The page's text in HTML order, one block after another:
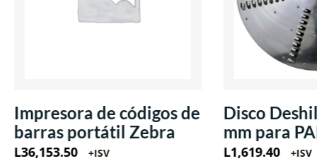
Impresora de códigos de
barras portátil Zebra
L36,153.50 +ISV
Disco
mm para
L1,619.40 +ISV